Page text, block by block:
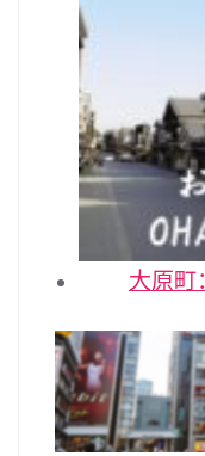
大原町